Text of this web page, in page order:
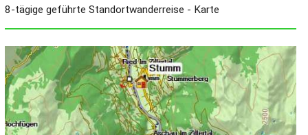
8-tägige geführte Standortwanderreise - Karte